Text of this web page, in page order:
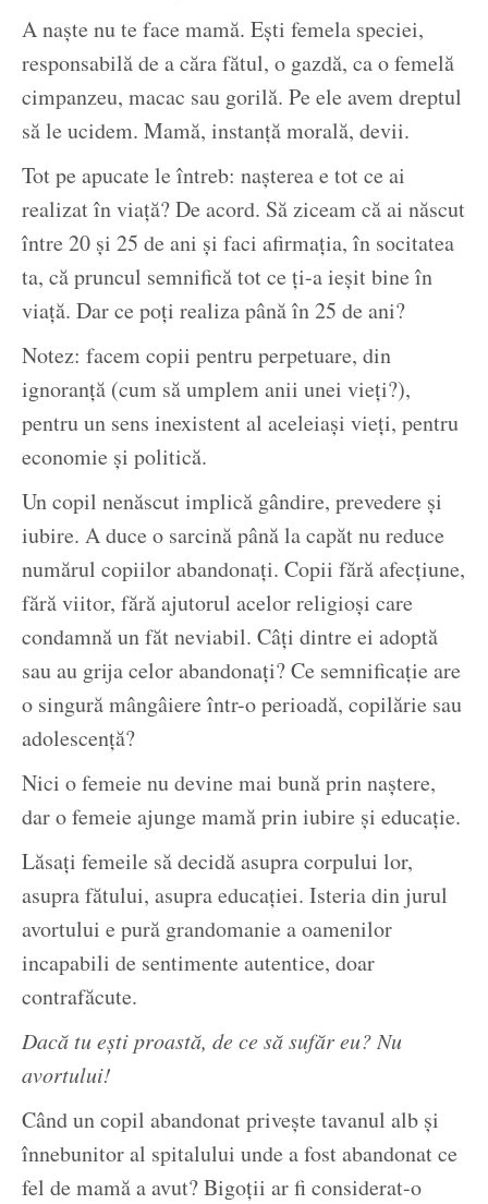
A naște nu te face mamă. Ești femela speciei,
responsabilă de a căra fătul, o gazdă, ca o femelă
cimpanzeu, macac sau gorilă. Pe ele avem dreptul
să le ucidem. Mamă, instanță morală, devii.
Tot pe apucate le întreb: nașterea e tot ce ai
realizat în viață? De acord. Să ziceam că ai născut
între 20 și 25 de ani și faci afirmația, în socitatea
ta, că pruncul semnifică tot ce ți-a ieșit bine în
viață. Dar ce poți realiza până în 25 de ani?
Notez: facem copii pentru perpetuare, din
ignoranță (cum să umplem anii unei vieți?),
pentru un sens inexistent al aceleiași vieți, pentru
economie și politică.
Un copil nenăscut implică gândire, prevedere și
iubire. A duce o sarcină până la capăt nu reduce
numărul copiilor abandonați. Copii fără afecțiune,
fără viitor, fără ajutorul acelor religioși care
condamnă un făt neviabil. Câți dintre ei adoptă
sau au grija celor abandonați? Ce semnificație are
o singură mângâiere într-o perioadă, copilărie sau
adolescență?
Nici o femeie nu devine mai bună prin naștere,
dar o femeie ajunge mamă prin iubire și educație.
Lăsați femeile să decidă asupra corpului lor,
asupra fătului, asupra educației. Isteria din jurul
avortului e pură grandomanie a oamenilor
incapabili de sentimente autentice, doar
contrafăcute.
Dacă tu ești proastă, de ce să sufăr eu? Nu
avortului!
Când un copil abandonat privește tavanul alb și
înnebunitor al spitalului unde a fost abandonat ce
fel de mamă a avut? Bigoții ar fi considerat-o